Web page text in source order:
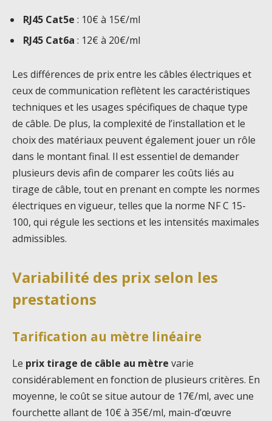
RJ45 Cat5e : 10€ à 15€/ml
RJ45 Cat6a : 12€ à 20€/ml
Les différences de prix entre les câbles électriques et
ceux de communication reflètent les caractéristiques
techniques et les usages spécifiques de chaque type
de câble. De plus, la complexité de l’installation et le
choix des matériaux peuvent également jouer un rôle
dans le montant final. Il est essentiel de demander
plusieurs devis afin de comparer les coûts liés au
tirage de câble, tout en prenant en compte les normes
électriques en vigueur, telles que la norme NF C 15-
100, qui régule les sections et les intensités maximales
admissibles.
Variabilité des prix selon les
prestations
Tarification au mètre linéaire
Le prix tirage de câble au mètre varie
considérablement en fonction de plusieurs critères. En
moyenne, le coût se situe autour de 17€/ml, avec une
fourchette allant de 10€ à 35€/ml, main-d’œuvre